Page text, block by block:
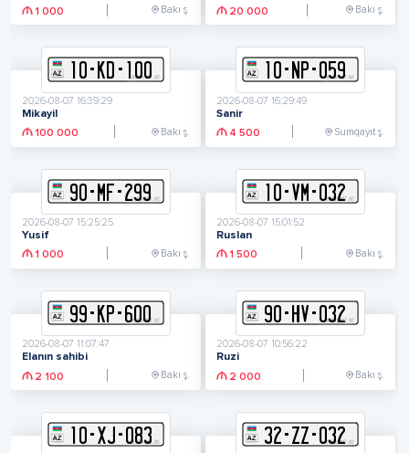
1 000
Bakı ş.
20 000
Bakı ş.
10- KD-100
2026-08-07 16:39:29
Mikayil
100 000
Bakı ş.
10- N P-059
2026-08-07 16:29:49
Sanir
4 500
Sumqayıt ş.
90-MF-299
2026-08-07 15:25:25
Yusif
1 000
Bakı ş.
10-VM-032
2026-08-07 15:01:52
Ruslan
1 500
Bakı ş.
99- KP-600
2026-08-07 11:07:47
Elanın sahibi
2 100
Bakı ş.
90-HV-032
2026-08-07 10:56:22
Ruzi
2 000
Bakı ş.
10-XJ-083 32-ZZ-032